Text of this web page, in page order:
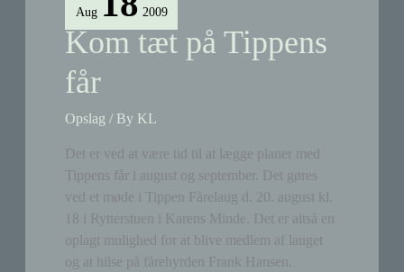
Tippen
Aug 2009
Kom tæt på Tippens
får
Opslag / By KL
Det er ved at være tid til at lægge planer med
Tippens får i august og september. Det gøres
ved et møde i Tippen Fårelaug d. 20. august kl.
18 i Rytterstuen i Karens Minde. Det er altså en
oplagt mulighed for at blive medlem af lauget
og at hilse på fårehyrden Frank Hansen.